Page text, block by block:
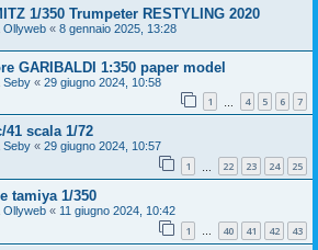
1/350 Trumpeter RESTYLING 2020
Ollyweb « 8 gennaio 2025, 13:28
GARIBALDI 1:350 paper model
Seby « 29 giugno 2024, 10:58
1 4 5 6 7
scala 1/72
Seby « 29 giugno 2024, 10:57
1 22 23 24 25
tamiya 1/350
Ollyweb « 11 giugno 2024, 10:42
1 … 40 41 42 43